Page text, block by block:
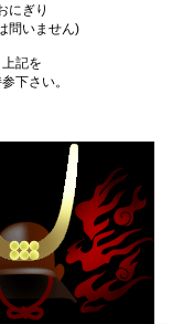
にぎり
問いません)
上記を
下さい。